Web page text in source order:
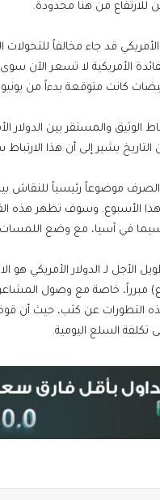
للارتفاع من هنا محدودة.
قد جاء مخالفاً
الأمريكية لا تسعر الآن
كانت متوقعة بدءاً من
الوثيق والمستقر بين الدولار
التاريخ يشير إلى أن هذا
موضوعاً رئيسياً للنقاش
الأسبوع. وسوف تظهر هذه
سيما في آسيا، مع وضع اللمسات
الأجل لـ الدولار الأمريكي
مبرراً، خاصة مع وصول
هذه التطورات عن كثب، حيث أن
تكلفة السلع اليومية.